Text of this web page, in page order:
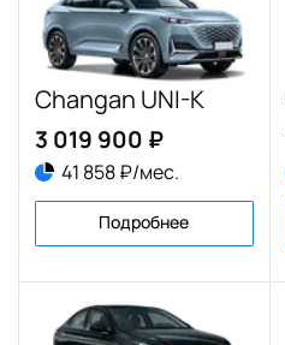
Changan UNI-K
3 019 900 ₽
41 858 ₽/мес.
Подробнее